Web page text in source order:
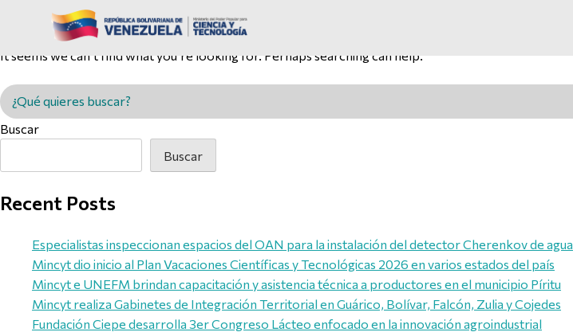
Nothing Found
It seems we can’t find what you’re looking for. Perhaps searching can help.
Buscar en MINCYT
Buscar
Buscar
Recent Posts
Especialistas inspeccionan espacios del OAN para la instalación del detector Cherenkov de agua
Mincyt dio inicio al Plan Vacaciones Científicas y Tecnológicas 2026 en varios estados del país
Mincyt e UNEFM brindan capacitación y asistencia técnica a productores en el municipio Píritu
Mincyt realiza Gabinetes de Integración Territorial en Guárico, Bolívar, Falcón, Zulia y Cojedes
Fundación Ciepe desarrolla 3er Congreso Lácteo enfocado en la innovación agroindustrial